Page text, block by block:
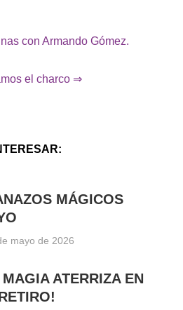
con Armando Gómez.
el charco ⇒
MÁGICOS
mayo de 2026
MAGIA ATERRIZA EN